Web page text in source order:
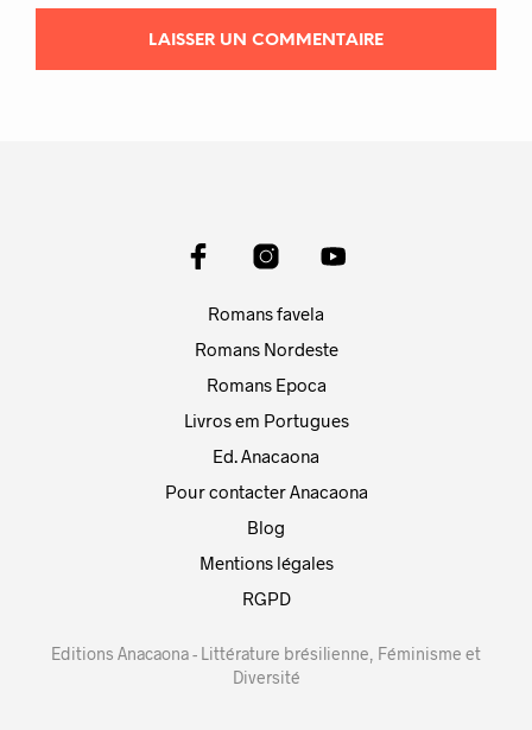
Romans favela
Romans Nordeste
Romans Epoca
Livros em Portugues
Ed. Anacaona
Pour contacter Anacaona
Blog
Mentions légales
RGPD
Editions Anacaona - Littérature brésilienne, Féminisme et
Diversité